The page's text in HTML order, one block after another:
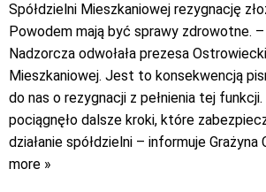
Spółdzielni Mieszkaniowej rezygnację
Powodem mają być sprawy zdrowotne.
Nadzorcza odwołała prezesa
Mieszkaniowej. Jest to konsekwencją
do nas o rezygnacji z pełnienia tej
pociągnęło dalsze kroki, które
działanie spółdzielni – informuje Grażyna
more »